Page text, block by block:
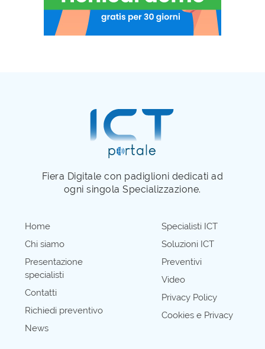
Fiera Digitale con padiglioni dedicati ad
ogni singola Specializzazione.
Home
Chi siamo
Presentazione
specialisti
Contatti
Richiedi preventivo
News
Specialisti ICT
Soluzioni ICT
Preventivi
Video
Privacy Policy
Cookies e Privacy